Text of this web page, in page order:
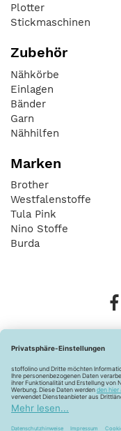
Plotter
Stickmaschinen
Zubehör
Nähkörbe
Einlagen
Bänder
Garn
Nähhilfen
Marken
Brother
Westfalenstoffe
Tula Pink
Nino Stoffe
Burda